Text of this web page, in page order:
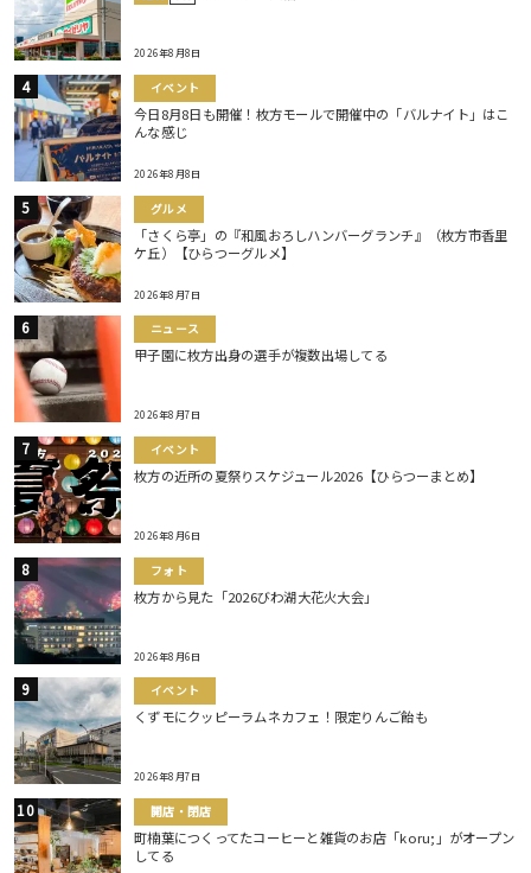
2026年8月8日
イベント
今日8月8日も開催！枚方モールで開催中の「バルナイト」はこ
んな感じ
2026年8月8日
グルメ
「さくら亭」の『和風おろしハンバーグランチ』（枚方市香里
ケ丘）【ひらつーグルメ】
2026年8月7日
ニュース
甲子園に枚方出身の選手が複数出場してる
2026年8月7日
イベント
枚方の近所の夏祭りスケジュール2026【ひらつーまとめ】
2026年8月6日
フォト
枚方から見た「2026びわ湖大花火大会」
2026年8月6日
イベント
くずモにクッピーラムネカフェ！限定りんご飴も
2026年8月7日
開店・閉店
町楠葉につくってたコーヒーと雑貨のお店「koru;」がオープン
してる